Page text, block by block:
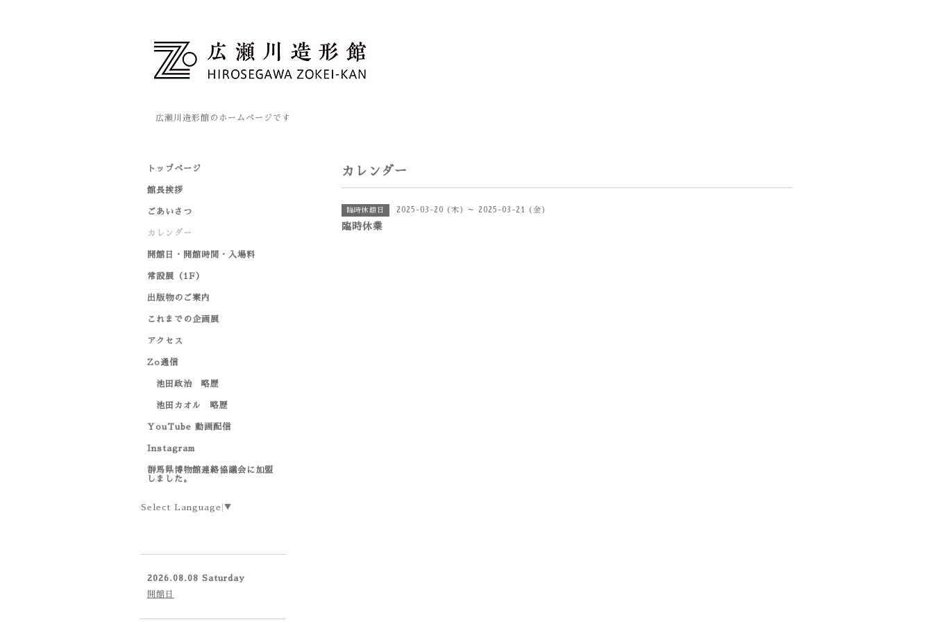
広瀬川造形館のホームページです
カレンダー
臨時休館日 2025-03-20 (木) ～ 2025-03-21 (金)
臨時休業
トップページ
館長挨拶
ごあいさつ
カレンダー
開館日・開館時間・入場料
常設展（1F）
出版物のご案内
これまでの企画展
アクセス
Zo通信
池田政治 略歴
池田カオル 略歴
YouTube 動画配信
Instagram
群馬県博物館連絡協議会に加盟
しました。
Select Language ▼
2026.08.08 Saturday
開館日